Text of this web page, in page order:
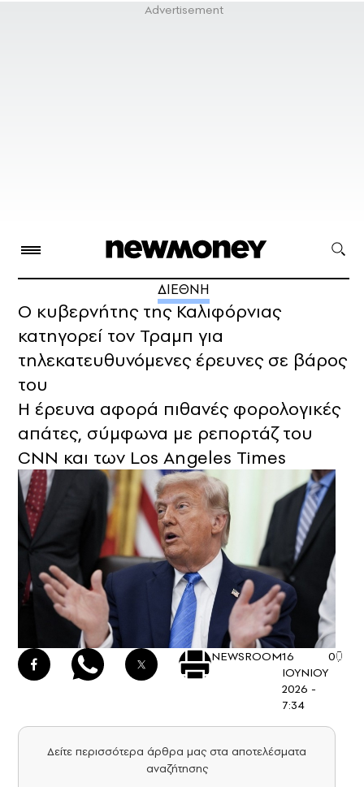
ΔΙΕΘΝΗ
Ο κυβερνήτης της Καλιφόρνιας
κατηγορεί τον Τραμπ για
τηλεκατευθυνόμενες έρευνες σε βάρος
του
Η έρευνα αφορά πιθανές φορολογικές
απάτες, σύμφωνα με ρεπορτάζ του
CNN και των Los Angeles Times
NEWSROOM16
ΙΟΥΝΙΟΥ
2026 -
7:34
0
Δείτε περισσότερα άρθρα μας στα αποτελέσματα
αναζήτησης